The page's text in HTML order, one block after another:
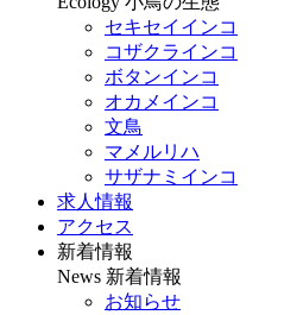
セキセイインコ
コザクラインコ
ボタンインコ
オカメインコ
文鳥
マメルリハ
サザナミインコ
求人情報
アクセス
新着情報
News 新着情報
お知らせ